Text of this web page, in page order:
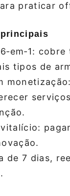
praticar
tipos de
de 7 dias,